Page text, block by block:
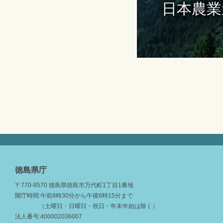
日本農
徳島県庁
〒770-8570 徳島県徳島市万代町1丁目1番地
開庁時間:午前8時30分から午後6時15分まで
（土曜日・日曜日・祝日・年末年始は除く）
法人番号:400002036007